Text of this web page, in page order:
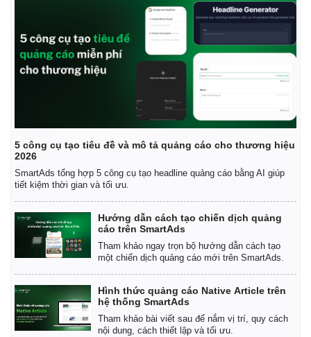
5 công cụ tạo tiêu đề và mô tả quảng cáo cho thương hiệu
2026
SmartAds tổng hợp 5 công cụ tạo headline quảng cáo bằng AI giúp
tiết kiệm thời gian và tối ưu.
Hướng dẫn cách tạo chiến dịch quảng
cáo trên SmartAds
Tham khảo ngay trọn bộ hướng dẫn cách tạo
một chiến dịch quảng cáo mới trên SmartAds.
Hình thức quảng cáo Native Article trên
hệ thống SmartAds
Tham khảo bài viết sau để nắm vị trí, quy cách
nội dung, cách thiết lập và tối ưu.